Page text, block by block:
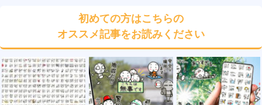
初めての方はこちらの
オススメ記事をお読みください